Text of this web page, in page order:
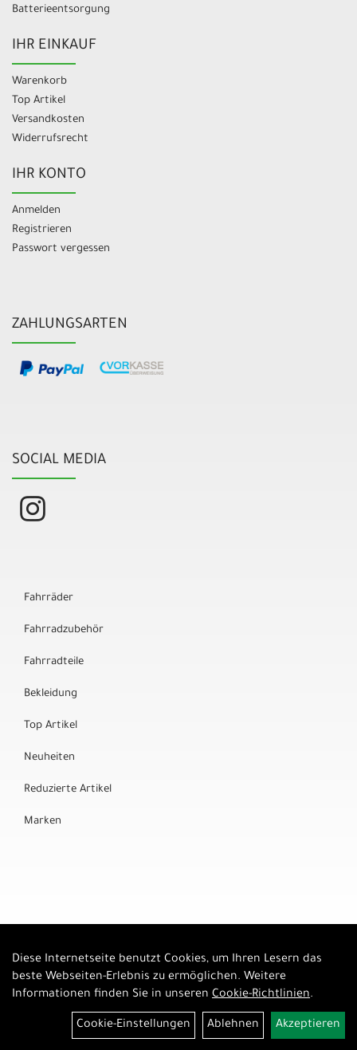
Batterieentsorgung
IHR EINKAUF
Warenkorb
Top Artikel
Versandkosten
Widerrufsrecht
IHR KONTO
Anmelden
Registrieren
Passwort vergessen
ZAHLUNGSARTEN
SOCIAL MEDIA
Fahrräder
Fahrradzubehör
Fahrradteile
Bekleidung
Top Artikel
Neuheiten
Reduzierte Artikel
Marken
Diese Internetseite benutzt Cookies, um Ihren Lesern das
beste Webseiten-Erlebnis zu ermöglichen. Weitere
Informationen finden Sie in unseren Cookie-Richtlinien.
Cookie-Einstellungen Ablehnen Akzeptieren
Auftrag widerrufen